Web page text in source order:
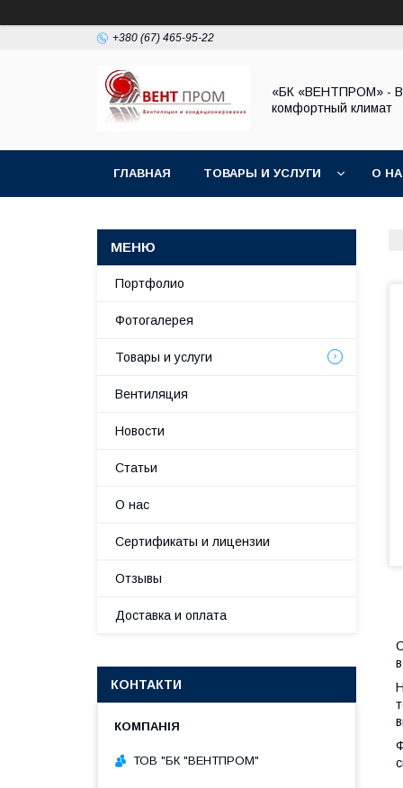
+380 (67) 465-95-22
«БК «ВЕНТПРОМ» -
комфортный климат
ГЛАВНАЯ ТОВАРЫ И УСЛУГИ О
Портфолио
Фотогалерея
Товары и услуги
Вентиляция
Новости
Статьи
О нас
Сертификаты и лицензии
Отзывы
Доставка и оплата
КОНТАКТИ
ТОВ "БК "ВЕНТПРОМ"